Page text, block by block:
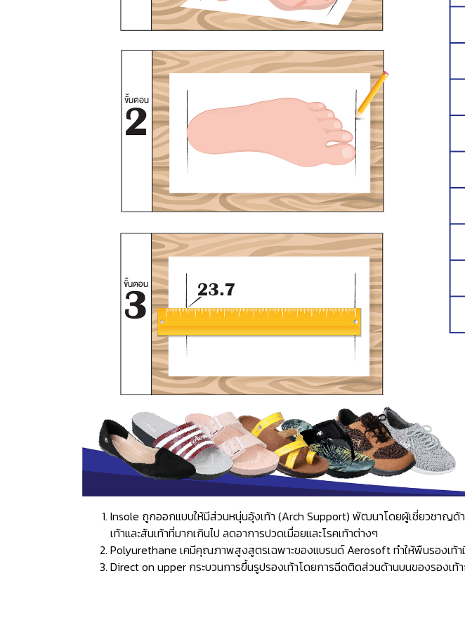
Insole ถูกออกแบบให้มีส่วนหนุ่นอุ้งเท้า (Arch Support) พัฒนาโดยผู้เชี่ยวชาญ
เท้าและส้นเท้าที่มากเกินไป ลดอาการปวดเมื่อยและโรคเท้าต่างๆ
Polyurethane เคมีคุณภาพสูงสูตรเฉพาะของแบรนด์ Aerosoft ทำให้พืนรองเท้า
Direct on upper กระบวนการขึ้นรูปรองเท้าโดยการฉีดติดส่วนด้านบนของรองเท้